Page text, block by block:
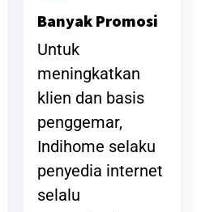
Banyak Promosi
Untuk
meningkatkan
klien dan basis
penggemar,
Indihome selaku
penyedia internet
selalu